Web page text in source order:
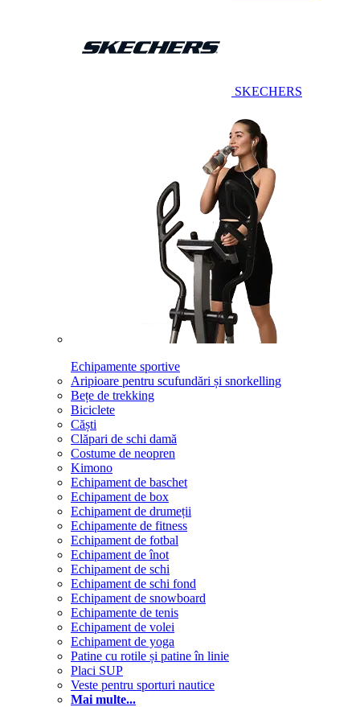
SKECHERS
Echipamente sportive
Aripioare pentru scufundări și snorkelling
Bețe de trekking
Biciclete
Căști
Clăpari de schi damă
Costume de neopren
Kimono
Echipament de baschet
Echipament de box
Echipament de drumeții
Echipamente de fitness
Echipament de fotbal
Echipament de înot
Echipament de schi
Echipament de schi fond
Echipament de snowboard
Echipamente de tenis
Echipament de volei
Echipament de yoga
Patine cu rotile și patine în linie
Placi SUP
Veste pentru sporturi nautice
Mai multe...